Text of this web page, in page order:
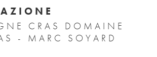
CRAS DOMAINE
- MARC SOYARD